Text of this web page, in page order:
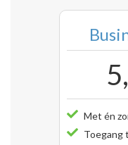
Met én
Toegang